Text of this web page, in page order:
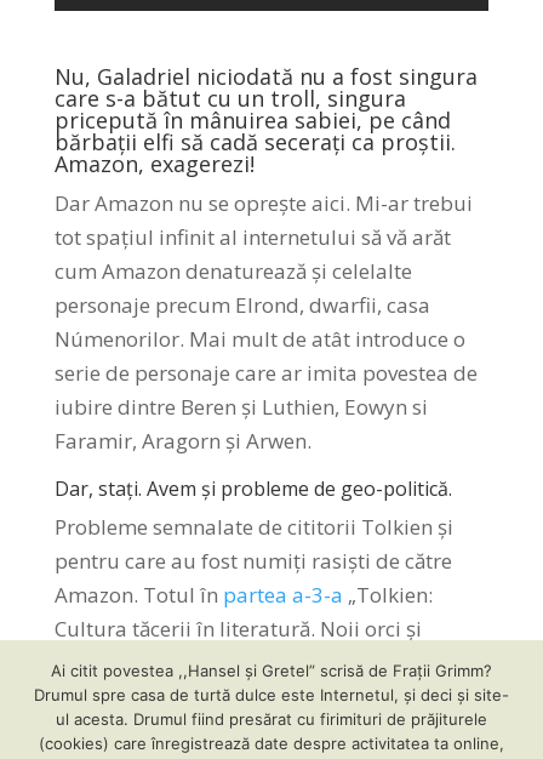
Nu, Galadriel niciodată nu a fost singura
care s-a bătut cu un troll, singura
pricepută în mânuirea sabiei, pe când
bărbații elfi să cadă secerați ca proștii.
Amazon, exagerezi!
Dar Amazon nu se oprește aici. Mi-ar trebui
tot spațiul infinit al internetului să vă arăt
cum Amazon denaturează și celelalte
personaje precum Elrond, dwarfii, casa
Númenorilor. Mai mult de atât introduce o
serie de personaje care ar imita povestea de
iubire dintre Beren și Luthien, Eowyn si
Faramir, Aragorn și Arwen.
Dar, stați. Avem și probleme de geo-politică.
Probleme semnalate de cititorii Tolkien și
pentru care au fost numiți rasiști de către
Amazon. Totul în partea a-3-a „Tolkien:
Cultura tăcerii în literatură. Noii orci și
Amazon”.
Ai citit povestea ,,Hansel și Gretel” scrisă de Frații Grimm?
Drumul spre casa de turtă dulce este Internetul, și deci și site-
ul acesta. Drumul fiind presărat cu firimituri de prăjiturele
(cookies) care înregistrează date despre activitatea ta online,